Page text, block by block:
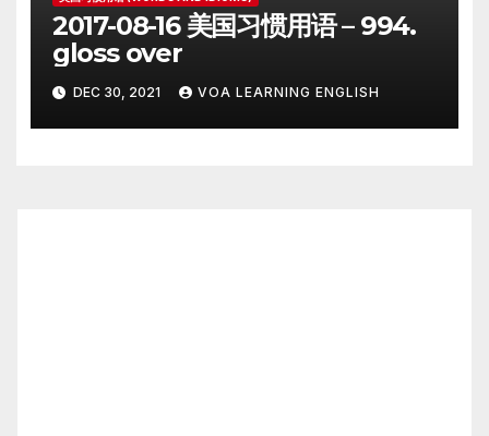
2017-08-16 美国习惯用语 – 994.
gloss over
DEC 30, 2021 VOA LEARNING ENGLISH